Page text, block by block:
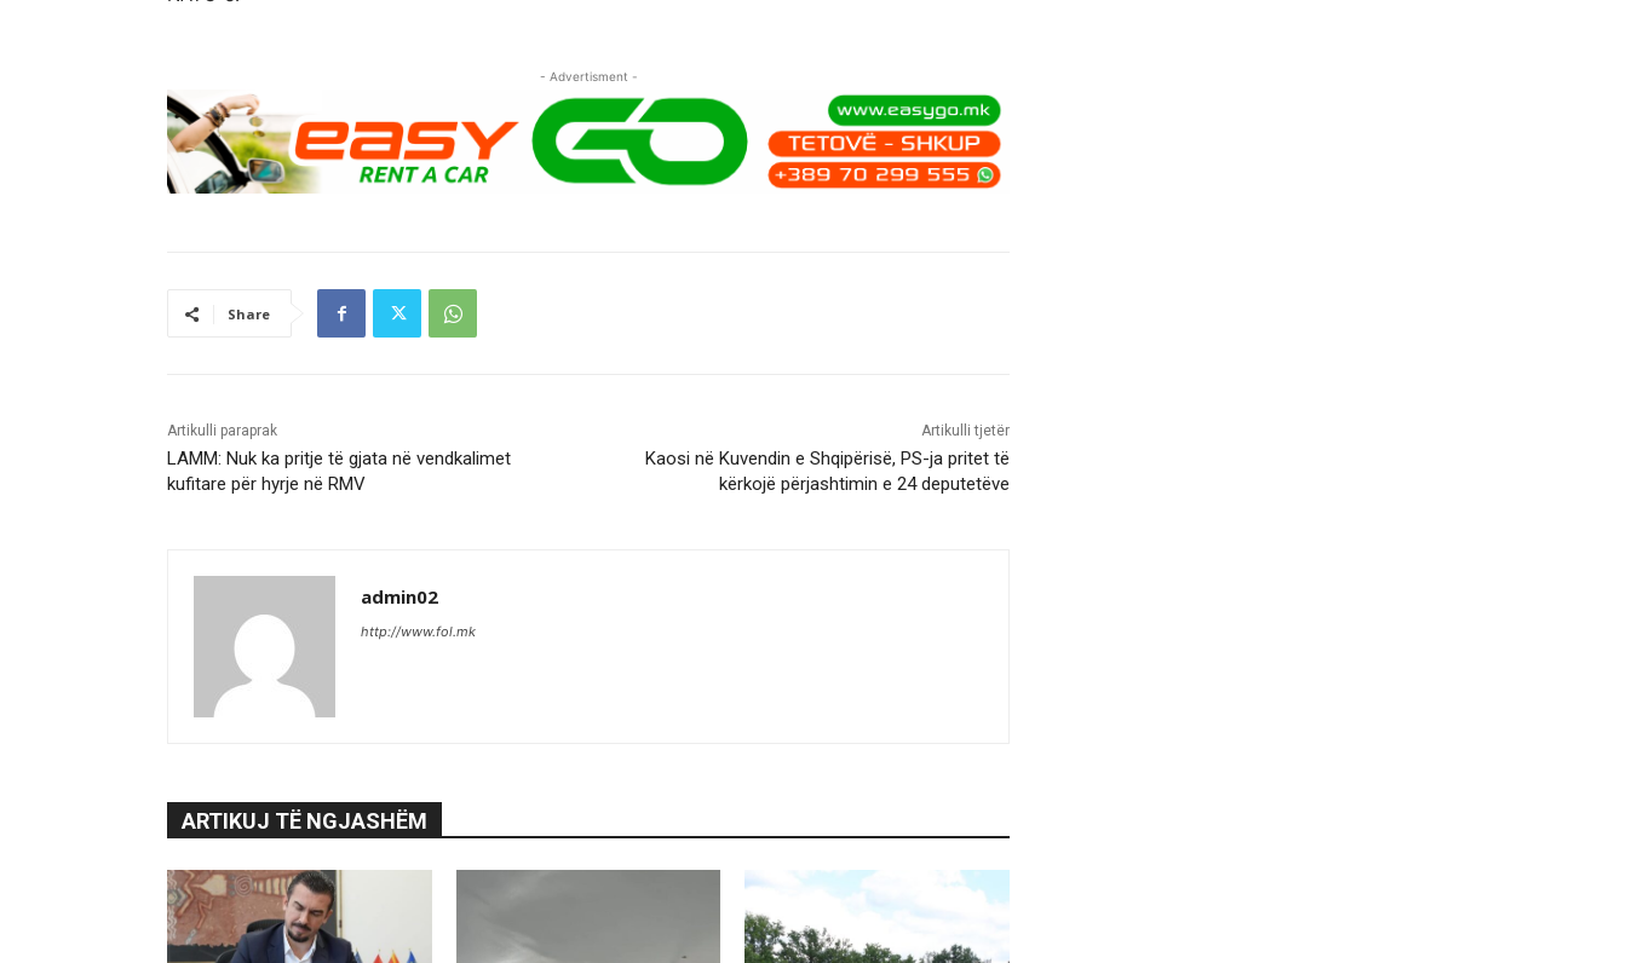
- Advertisment -
Share
Artikulli paraprak
LAMM: Nuk ka pritje të gjata në vendkalimet
kufitare për hyrje në RMV
Artikulli tjetër
Kaosi në Kuvendin e Shqipërisë, PS-ja pritet të
kërkojë përjashtimin e 24 deputetëve
admin02
http://www.fol.mk
ARTIKUJ TË NGJASHËM